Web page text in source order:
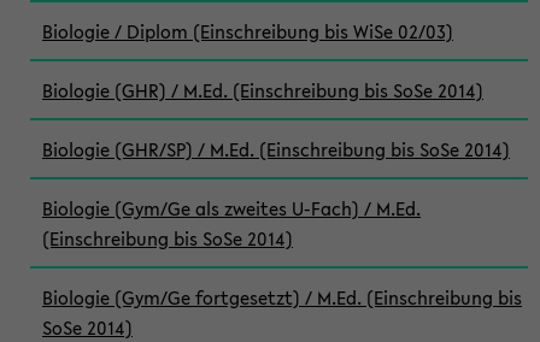
Biologie / Diplom (Einschreibung bis WiSe 02/03)
Biologie (GHR) / M.Ed. (Einschreibung bis SoSe 2014)
Biologie (GHR/SP) / M.Ed. (Einschreibung bis SoSe 2014)
Biologie (Gym/Ge als zweites U-Fach) / M.Ed.
(Einschreibung bis SoSe 2014)
Biologie (Gym/Ge fortgesetzt) / M.Ed. (Einschreibung bis
SoSe 2014)